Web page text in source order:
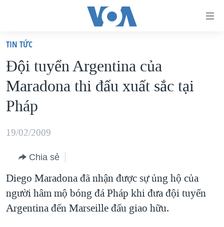
truy
cập
Tới
nội
chính
hướng
chính
Đi
VIỆT NAM
HOA KỲ
BIỂN ĐÔNG
THẾ GIỚI
DIỄN ĐÀN
MỤC
TỰ DO BÁO CHÍ
VẠCH TRẦN TIN GIẢ
CHUYÊN ĐỀ
CHIẾN TRANH THƯƠNG MẠI CỦA MỸ: QUÁ KHỨ VÀ HIỆN
HỌC TIẾNG ANH
TIN TỨC
Đội tuyển Argentina của
Maradona thi đấu xuất sắc tại
Pháp
19/02/2009
Chia sẻ
Diego Maradona đã nhận được sự ủng hộ của
người hâm mộ bóng đá Pháp khi đưa đội tuyển
Argentina đến Marseille đấu giao hữu.